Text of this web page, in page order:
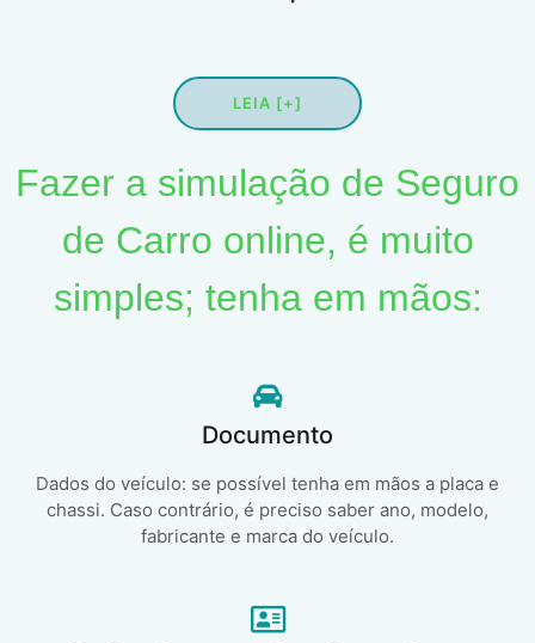
LEIA [+]
Fazer a simulação de Seguro
de Carro online, é muito
simples; tenha em mãos:
Documento
Dados do veículo: se possível tenha em mãos a placa e
chassi. Caso contrário, é preciso saber ano, modelo,
fabricante e marca do veículo.